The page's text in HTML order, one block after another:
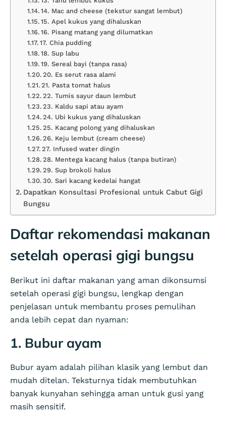
14. Mac and cheese (tekstur sangat lembut)
15. Apel kukus yang dihaluskan
16. Pisang matang yang dilumatkan
17. Chia pudding
18. Sup labu
19. Sereal bayi (tanpa rasa)
20. Es serut rasa alami
21. Pasta tomat halus
22. Tumis sayur daun lembut
23. Kaldu sapi atau ayam
24. Ubi kukus yang dihaluskan
25. Kacang polong yang dihaluskan
26. Keju lembut (cream cheese)
27. Infused water dingin
28. Mentega kacang halus (tanpa butiran)
29. Sup brokoli halus
30. Sari kacang kedelai hangat
Dapatkan Konsultasi Profesional untuk Cabut Gigi
Bungsu
Daftar rekomendasi makanan
setelah operasi gigi bungsu
Berikut ini daftar makanan yang aman dikonsumsi
setelah operasi gigi bungsu, lengkap dengan
penjelasan untuk membantu proses pemulihan
anda lebih cepat dan nyaman:
1. Bubur ayam
Bubur ayam adalah pilihan klasik yang lembut dan
mudah ditelan. Teksturnya tidak membutuhkan
banyak kunyahan sehingga aman untuk gusi yang
masih sensitif.